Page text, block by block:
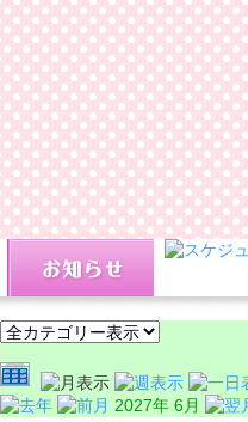
2027年 6月